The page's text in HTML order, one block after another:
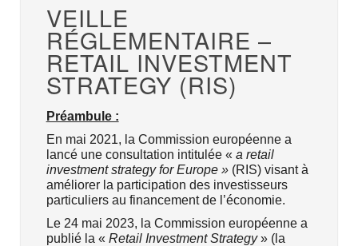
VEILLE
RÉGLEMENTAIRE –
RETAIL INVESTMENT
STRATEGY (RIS)
Préambule :
En mai 2021, la Commission européenne a
lancé une consultation intitulée « a retail
investment strategy for Europe »(RIS) visant à
améliorer la participation des investisseurs
particuliers au financement de l’économie.
Le 24 mai 2023, la Commission européenne a
publié la « Retail Investment Strategy» (la